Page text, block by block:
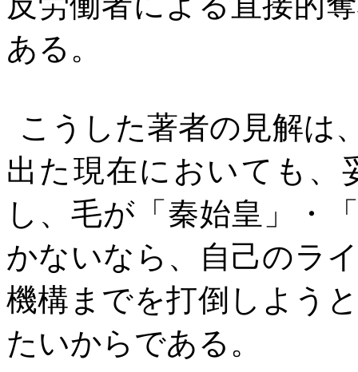
ある。
こうした著者の見解は
出た現在においても、
し、毛が「秦始皇」・
かないなら、自己のラ
機構までを打倒しよう
たいからである。